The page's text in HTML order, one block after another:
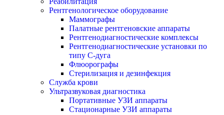
Рентгенологическое оборудование
Маммографы
Палатные рентгеновские аппараты
Рентгенодиагностические комплексы
Рентгенодиагностические установки по
типу С-дуга
Флюорографы
Стерилизация и дезинфекция
Служба крови
Ультразвуковая диагностика
Портативные УЗИ аппараты
Стационарные УЗИ аппараты